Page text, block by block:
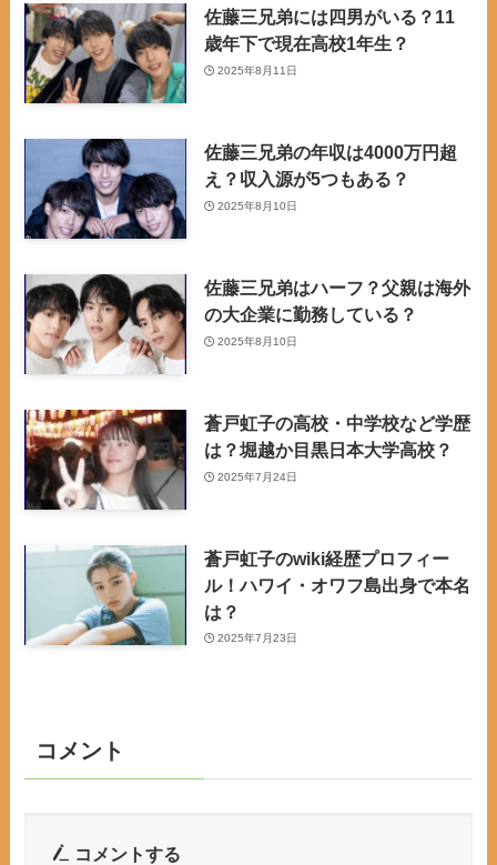
佐藤三兄弟には四男がいる？11
歳年下で現在高校1年生？
2025年8月11日
佐藤三兄弟の年収は4000万円超
え？収入源が5つもある？
2025年8月10日
佐藤三兄弟はハーフ？父親は海外
の大企業に勤務している？
2025年8月10日
蒼戸虹子の高校・中学校など学歴
は？堀越か目黒日本大学高校？
2025年7月24日
蒼戸虹子のwiki経歴プロフィー
ル！ハワイ・オワフ島出身で本名
は？
2025年7月23日
コメント
コメントする